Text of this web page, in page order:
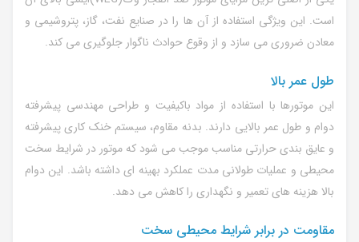
است. این ویژگی استفاده از آن ها را در صنایع نفت، گاز، پتروشیمی و
معادن ضروری می سازد و از وقوع حوادث ناگوار جلوگیری می کند.
طول عمر بالا
این موتورها با استفاده از مواد باکیفیت و طراحی مهندسی پیشرفته
دوام و طول عمر بالایی دارند. بدنه مقاوم، سیستم خنک کاری پیشرفته
و عایق بندی حرارتی مناسب موجب می شود که موتور در شرایط سخت
محیطی و عملیات طولانی مدت عملکرد بهینه ای داشته باشد. این دوام
بالا هزینه های تعمیر و نگهداری را کاهش می دهد.
مقاومت در برابر شرایط محیطی سخت